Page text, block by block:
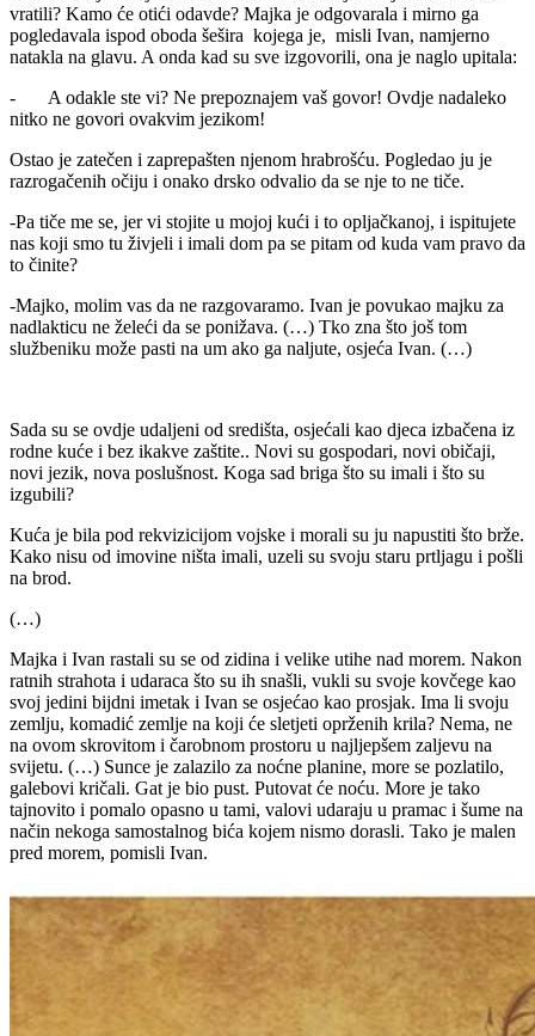
vratili? Kamo će otići odavde? Majka je odgovarala i mirno ga
pogledavala ispod oboda šešira kojega je, misli Ivan, namjerno
natakla na glavu. A onda kad su sve izgovorili, ona je naglo upitala:
- A odakle ste vi? Ne prepoznajem vaš govor! Ovdje nadaleko
nitko ne govori ovakvim jezikom!
Ostao je zatečen i zaprepašten njenom hrabrošću. Pogledao ju je
razrogačenih očiju i onako drsko odvalio da se nje to ne tiče.
-Pa tiče me se, jer vi stojite u mojoj kući i to opljačkanoj, i ispitujete
nas koji smo tu živjeli i imali dom pa se pitam od kuda vam pravo da
to činite?
-Majko, molim vas da ne razgovaramo. Ivan je povukao majku za
nadlakticu ne želeći da se ponižava. (…) Tko zna što još tom
službeniku može pasti na um ako ga naljute, osjeća Ivan. (…)
Sada su se ovdje udaljeni od središta, osjećali kao djeca izbačena iz
rodne kuće i bez ikakve zaštite.. Novi su gospodari, novi običaji,
novi jezik, nova poslušnost. Koga sad briga što su imali i što su
izgubili?
Kuća je bila pod rekvizicijom vojske i morali su ju napustiti što brže.
Kako nisu od imovine ništa imali, uzeli su svoju staru prtljagu i pošli
na brod.
(…)
Majka i Ivan rastali su se od zidina i velike utihe nad morem. Nakon
ratnih strahota i udaraca što su ih snašli, vukli su svoje kovčege kao
svoj jedini bijdni imetak i Ivan se osjećao kao prosjak. Ima li svoju
zemlju, komadić zemlje na koji će sletjeti oprženih krila? Nema, ne
na ovom skrovitom i čarobnom prostoru u najljepšem zaljevu na
svijetu. (…) Sunce je zalazilo za noćne planine, more se pozlatilo,
galebovi kričali. Gat je bio pust. Putovat će noću. More je tako
tajnovito i pomalo opasno u tami, valovi udaraju u pramac i šume na
način nekoga samostalnog bića kojem nismo dorasli. Tako je malen
pred morem, pomisli Ivan.